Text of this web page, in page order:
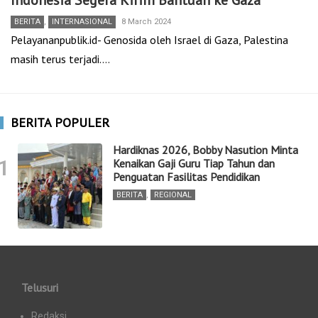
BERITA , INTERNASIONAL 8 March 2024
Pelayananpublik.id- Genosida oleh Israel di Gaza, Palestina
masih terus terjadi.…
BERITA POPULER
Hardiknas 2026, Bobby Nasution Minta
Kenaikan Gaji Guru Tiap Tahun dan
Penguatan Fasilitas Pendidikan
BERITA , REGIONAL
Telusuri
Redaksi